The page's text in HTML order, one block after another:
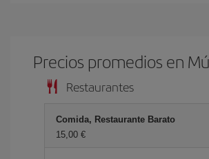
Precios promedios en
Restaurantes
Comida, Restaurante Barato
15,00 €